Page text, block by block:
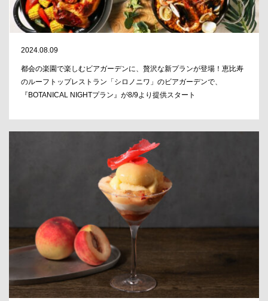
2024.08.09
都会の楽園で楽しむビアガーデンに、贅沢な新プランが登場！恵比寿
のルーフトップレストラン「シロノニワ」のビアガーデンで、
『BOTANICAL NIGHTプラン』が8/9より提供スタート